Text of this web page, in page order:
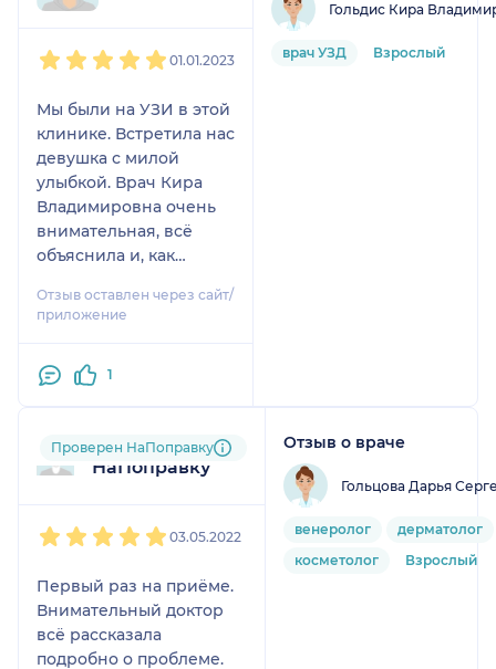
01.01.2023
Мы были на УЗИ в этой
клинике. Встретила нас
девушка с милой
улыбкой. Врач Кира
Владимировна очень
внимательная, всё
объяснила и, как
по полочкам. Затем нам
сказали, что можно
Хочу выразить
процедурной
медсестре Ольге
профессионализм,
даже с моими
забор крови был
произведен
совершенно
Отзыв оставлен через сайт/
приложение
1
Гольдис Кира
врач УЗД Взрослый
Пользователь
НаПоправку
Проверен НаПоправку
03.05.2022
Первый раз на приёме.
Внимательный доктор
всё рассказала
подробно о проблеме.
Отзыв о враче
Гольцова Дарья
венеролог
дерматолог
косметолог
Взрослый